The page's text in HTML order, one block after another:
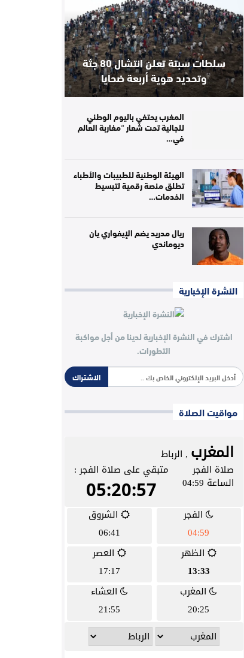
سلطات سبتة تعلن انتشال 80 جثة
وتحديد هوية أربعة ضحايا
المغرب يحتفي باليوم الوطني
للجالية تحت شعار “مغاربة العالم
في…
الهيئة الوطنية للطبيبات والأطباء
تطلق منصة رقمية لتبسيط
الخدمات…
ريال مدريد يضم الإيفواري يان
ديوماندي
النشرة الإخبارية
اشترك في النشرة الإخبارية لدينا من أجل مواكبة
التطورات.
الاشتراك
مواقيت الصلاة